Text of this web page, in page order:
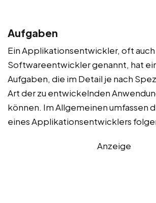
Aufgaben
Ein Applikationsentwickler, oft auch
Softwareentwickler genannt, hat
Aufgaben, die im Detail je nach
Art der zu entwickelnden
können. Im Allgemeinen umfassen
eines Applikationsentwicklers
Anzeige